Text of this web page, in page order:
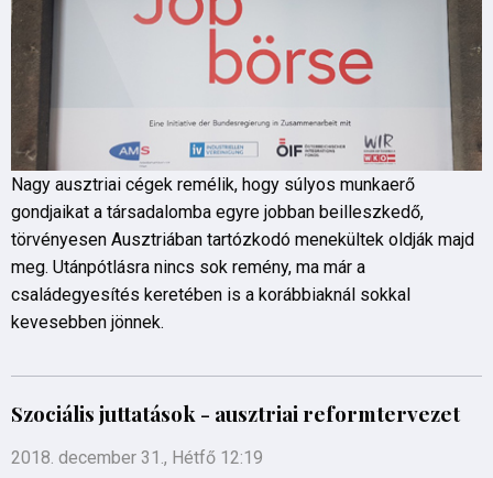
Nagy ausztriai cégek remélik, hogy súlyos munkaerő
gondjaikat a társadalomba egyre jobban beilleszkedő,
törvényesen Ausztriában tartózkodó menekültek oldják majd
meg. Utánpótlásra nincs sok remény, ma már a
családegyesítés keretében is a korábbiaknál sokkal
kevesebben jönnek.
Szociális juttatások - ausztriai reformtervezet
2018. december 31., Hétfő 12:19